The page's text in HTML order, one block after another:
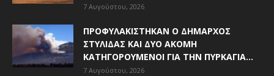
7 Αυγούστου, 2026
ΠΡΟΦΥΛΑΚΊΣΤΗΚΑΝ Ο ΔΉΜΑΡΧΟΣ
ΣΤΥΛΊΔΑΣ ΚΑΙ ΔΎΟ ΑΚΌΜΗ
ΚΑΤΗΓΟΡΟΎΜΕΝΟΙ ΓΙΑ ΤΗΝ ΠΥΡΚΑΓΙΆ...
7 Αυγούστου, 2026